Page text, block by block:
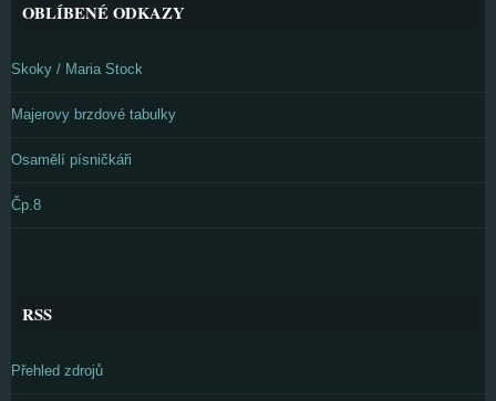
OBLÍBENÉ ODKAZY
Skoky / Maria Stock
Majerovy brzdové tabulky
Osamělí písničkáři
Čp.8
RSS
Přehled zdrojů